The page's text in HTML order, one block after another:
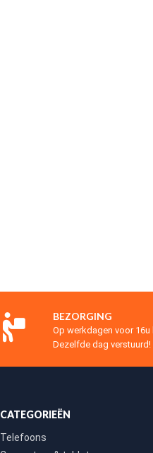
BEZORGING
Op werkdagen voor 16u
Dezelfde dag verstuurd!
CATEGORIEËN
Telefoons